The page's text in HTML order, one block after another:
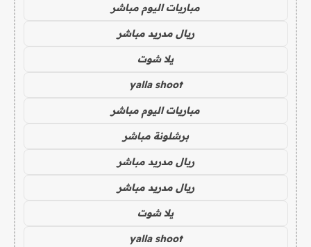
مباريات اليوم مباشر
ريال مدريد مباشر
يلا شوت
yalla shoot
مباريات اليوم مباشر
برشلونة مباشر
ريال مدريد مباشر
ريال مدريد مباشر
يلا شوت
yalla shoot